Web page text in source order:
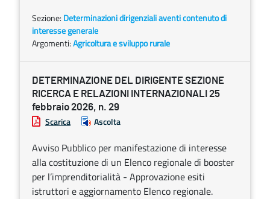
Sezione: Determinazioni dirigenziali aventi contenuto di
interesse generale
Argomenti:Agricoltura e sviluppo rurale
DETERMINAZIONE DEL DIRIGENTE SEZIONE
RICERCA E RELAZIONI INTERNAZIONALI 25
febbraio 2026, n. 29
Scarica Ascolta
Avviso Pubblico per manifestazione di interesse
alla costituzione di un Elenco regionale di booster
per l’imprenditorialità - Approvazione esiti
istruttori e aggiornamento Elenco regionale.